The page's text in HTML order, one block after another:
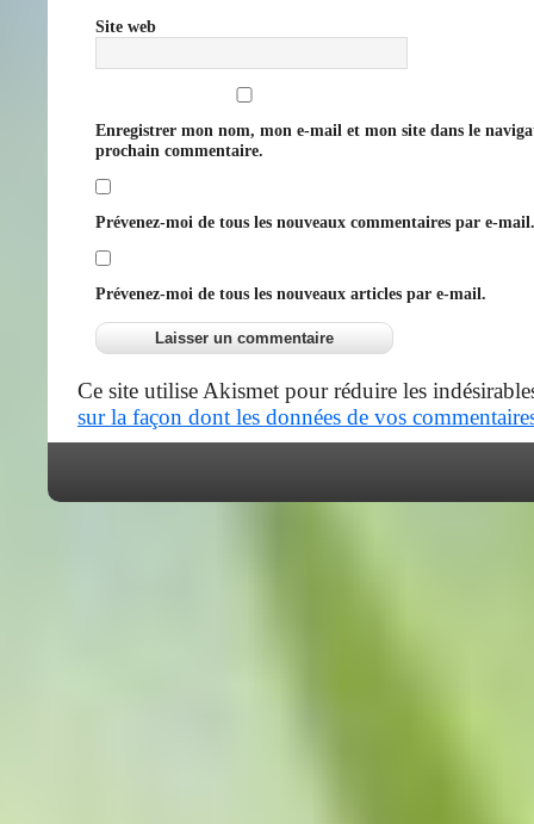
Site web
Enregistrer mon nom, mon e-mail et mon site dans le
prochain commentaire.
Prévenez-moi de tous les nouveaux commentaires par e-mail.
Prévenez-moi de tous les nouveaux articles par e-mail.
Ce site utilise Akismet pour réduire les
sur la façon dont les données de vos